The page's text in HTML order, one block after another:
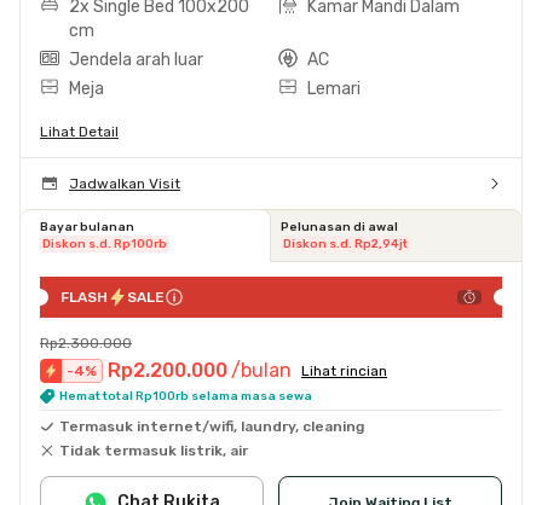
2x Single Bed 100x200
cm
Kamar Mandi Dalam
Jendela arah luar
AC
Meja
Lemari
Lihat Detail
Jadwalkan Visit
Bayar bulanan
Diskon s.d. Rp100rb
Pelunasan di awal
Diskon s.d. Rp2,94jt
FLASH SALE
Rp2.300.000
-4% Rp2.200.000 /bulan Lihat rincian
Hemat total Rp100rb selama masa sewa
Termasuk internet/wifi, laundry, cleaning
Tidak termasuk listrik, air